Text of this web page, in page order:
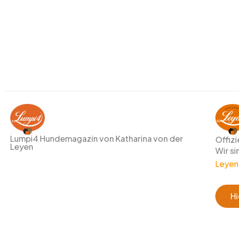
Lumpi4 Hundemagazin von Katharina von der
Leyen
Wir